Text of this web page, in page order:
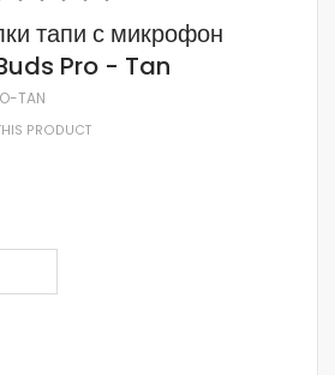
тапи с микрофон
Pro - Tan
TAN
PRODUCT